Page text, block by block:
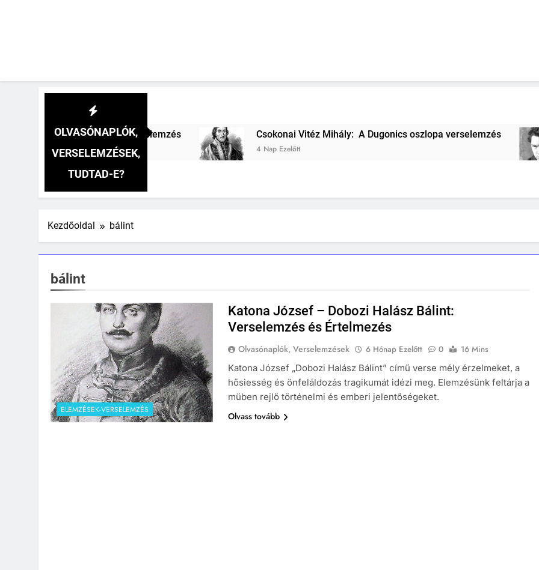
OLVASÓNAPLÓK,
VERSELEMZÉSEK,
TUDTAD-E?
szavai verselemzés Csokonai Vitéz Mihály: A Dugonics oszlopa verselemzés
4 Nap Ezelőtt 2 Hét
Kezdőoldal bálint
bálint
ELEMZÉSEK-VERSELEMZÉS
Katona József – Dobozi Halász Bálint:
Verselemzés és Értelmezés
Olvasónaplók, Verselemzések 6 Hónap Ezelőtt 0
16 Mins
Katona József „Dobozi Halász Bálint” című verse mély érzelmeket, a
hősiesség és önfeláldozás tragikumát idézi meg. Elemzésünk feltárja a
műben rejlő történelmi és emberi jelentőségeket.
Olvass tovább